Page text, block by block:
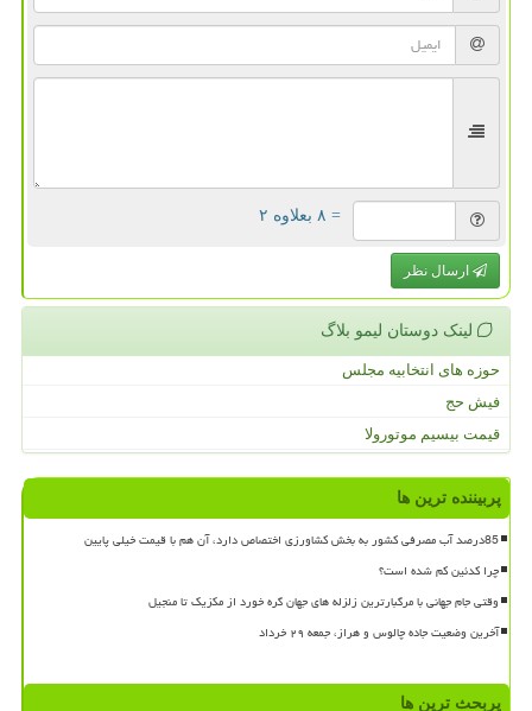
= ۸ بعلاوه ۲
ارسال نظر
لینک دوستان لیمو بلاگ
حوزه های انتخابیه مجلس
فیش حج
قیمت بیسیم موتورولا
پربیننده ترین ها
85درصد آب مصرفی کشور به بخش کشاورزی اختصاص دارد، آن هم با قیمت خیلی پایین
چرا کدئین کم شده است؟
وقتی جام جهانی با مرگبارترین زلزله های جهان گره خورد از مکزیک تا منجیل
آخرین وضعیت جاده چالوس و هراز، جمعه ۲۹ خرداد
پربحث ترین ها